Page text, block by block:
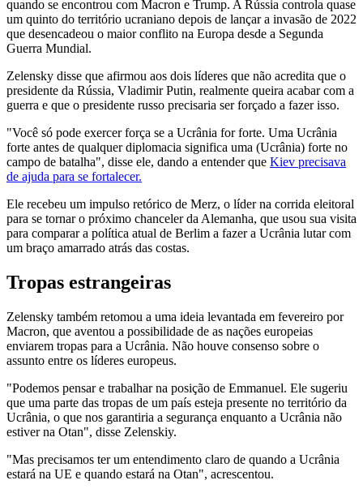
quando se encontrou com Macron e Trump. A Rússia controla quase
um quinto do território ucraniano depois de lançar a invasão de 2022
que desencadeou o maior conflito na Europa desde a Segunda
Guerra Mundial.
Zelensky disse que afirmou aos dois líderes que não acredita que o
presidente da Rússia, Vladimir Putin, realmente queira acabar com a
guerra e que o presidente russo precisaria ser forçado a fazer isso.
"Você só pode exercer força se a Ucrânia for forte. Uma Ucrânia
forte antes de qualquer diplomacia significa uma (Ucrânia) forte no
campo de batalha", disse ele, dando a entender que Kiev precisava
de ajuda para se fortalecer.
Ele recebeu um impulso retórico de Merz, o líder na corrida eleitoral
para se tornar o próximo chanceler da Alemanha, que usou sua visita
para comparar a política atual de Berlim a fazer a Ucrânia lutar com
um braço amarrado atrás das costas.
Tropas estrangeiras
Zelensky também retomou a uma ideia levantada em fevereiro por
Macron, que aventou a possibilidade de as nações europeias
enviarem tropas para a Ucrânia. Não houve consenso sobre o
assunto entre os líderes europeus.
"Podemos pensar e trabalhar na posição de Emmanuel. Ele sugeriu
que uma parte das tropas de um país esteja presente no território da
Ucrânia, o que nos garantiria a segurança enquanto a Ucrânia não
estiver na Otan", disse Zelenskiy.
"Mas precisamos ter um entendimento claro de quando a Ucrânia
estará na UE e quando estará na Otan", acrescentou.